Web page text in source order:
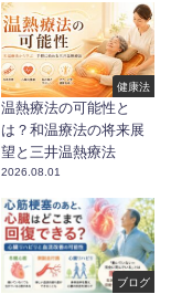
健康法
温熱療法の可能性と
は？和温療法の将来展
望と三井温熱療法
2026.08.01
ブログ